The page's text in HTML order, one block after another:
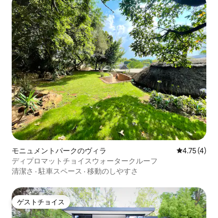
モニュメントパークのヴィラ レビュー4
4.75 (4)
ディプロマットチョイスウォータークルーフ
清潔さ · 駐車スペース · 移動のしやすさ
ゲストチョイス
ゲストチョイス